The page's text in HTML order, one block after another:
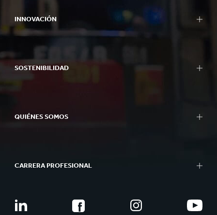
INNOVACIÓN
SOSTENIBILIDAD
QUIÉNES SOMOS
CARRERA PROFESIONAL